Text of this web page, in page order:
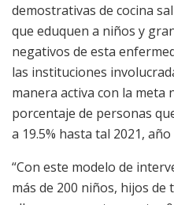
demostrativas de cocina
que eduquen a niños y
negativos de esta
las instituciones
manera activa con la meta
porcentaje de personas
a 19.5% hasta tal 2021,
“Con este modelo de
más de 200 niños, hijos de